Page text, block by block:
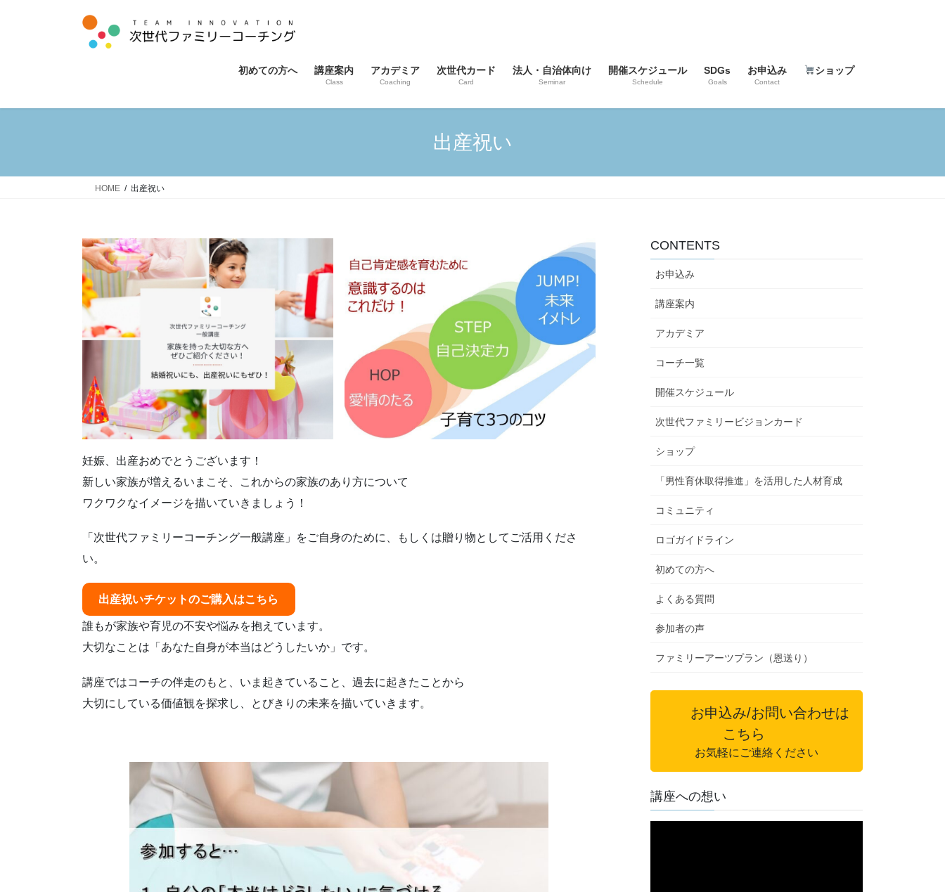
ス
ン
初めての方へ 講座案内
Class
アカデミア
Coaching
次世代カード
Card
法人・自治体向け
Seminar
開催スケジュール
Schedule
SDGs
Goals
お申込み
Contact
ショップ
出産祝い
HOME 出産祝い
妊娠、出産おめでとうございます！
新しい家族が増えるいまこそ、これからの家族のあり方について
ワクワクなイメージを描いていきましょう！
「次世代ファミリーコーチング一般講座」をご自身のために、もしくは贈り物としてご活用くださ
い。
出産祝いチケットのご購入はこちら
誰もが家族や育児の不安や悩みを抱えています。
大切なことは「あなた自身が本当はどうしたいか」です。
講座ではコーチの伴走のもと、いま起きていること、過去に起きたことから
大切にしている価値観を探求し、とびきりの未来を描いていきます。
CONTENTS
お申込み
講座案内
アカデミア
コーチ一覧
開催スケジュール
次世代ファミリービジョンカード
ショップ
「男性育休取得推進」を活用した人材育成
コミュニティ
ロゴガイドライン
初めての方へ
よくある質問
参加者の声
ファミリーアーツプラン（恩送り）
お申込み/お問い合わせは
こちら
お気軽にご連絡ください
講座への想い